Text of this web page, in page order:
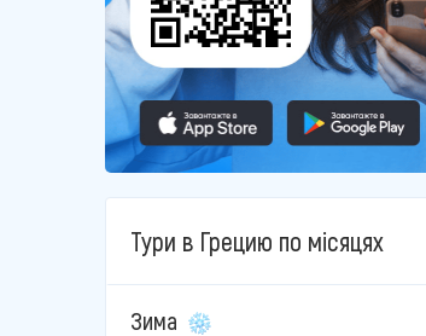
Тури в Грецию по місяцях
Зима